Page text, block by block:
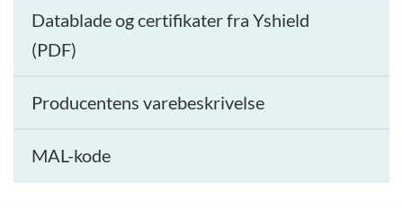
Datablade og certifikater fra Yshield
(PDF)
Producentens varebeskrivelse
MAL-kode